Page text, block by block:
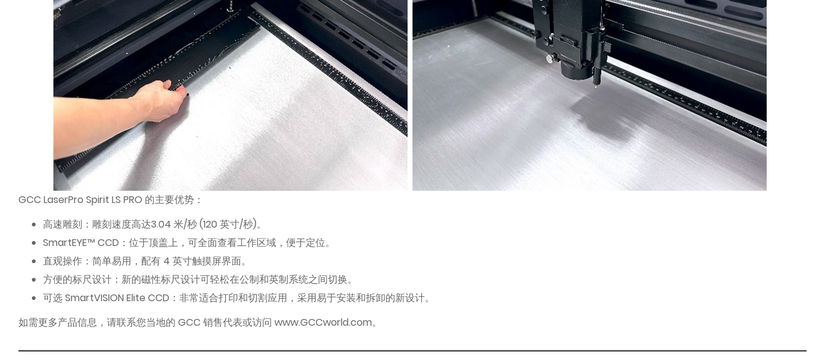
GCC LaserPro Spirit LS PRO 的主要优势：
高速雕刻：雕刻速度高达3.04 米/秒 (120 英寸/秒)。
SmartEYE™ CCD：位于顶盖上，可全面查看工作区域，便于定位。
直观操作：简单易用，配有 4 英寸触摸屏界面。
方便的标尺设计：新的磁性标尺设计可轻松在公制和英制系统之间切换。
可选 SmartVISION Elite CCD：非常适合打印和切割应用，采用易于安装和拆卸的新设计。
如需更多产品信息，请联系您当地的 GCC 销售代表或访问 www.GCCworld.com。